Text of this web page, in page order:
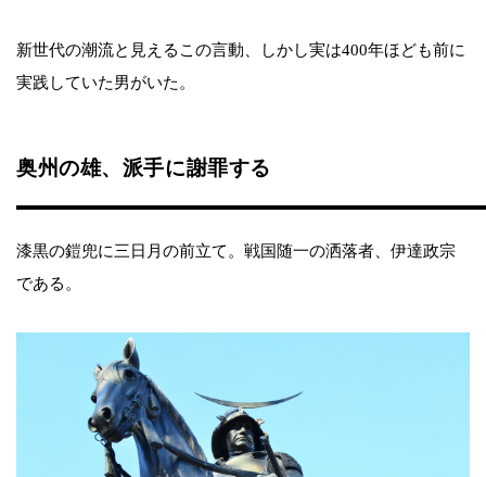
新世代の潮流と見えるこの言動、しかし実は400年ほども前に
実践していた男がいた。
奥州の雄、派手に謝罪する
漆黒の鎧兜に三日月の前立て。戦国随一の洒落者、伊達政宗
である。